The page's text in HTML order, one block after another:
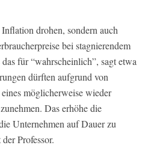
drohen, sondern auch
bei stagnierendem
für “wahrscheinlich”, sagt etwa
dürften aufgrund von
möglicherweise wieder
Das erhöhe die
Unternehmen auf Dauer zu
Professor.